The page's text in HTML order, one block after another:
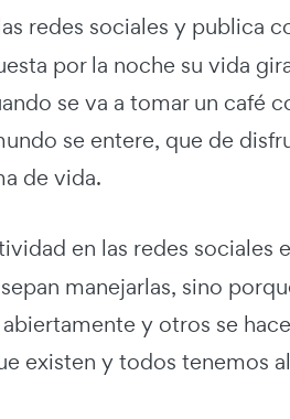
redes sociales y publica
por la noche su vida
se va a tomar un café
se entere, que de
de vida.
en las redes sociales
manejarlas, sino
y otros se
existen y todos tenemos